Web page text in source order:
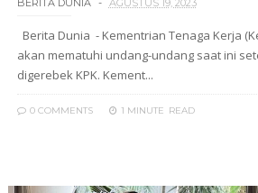
BERITA DUNIA AGUSTUS 19, 2023
Berita Dunia - Kementrian Tenaga Kerja
akan mematuhi undang-undang saat ini
digerebek KPK. Kement...
0 COMMENTS 1 MINUTE READ